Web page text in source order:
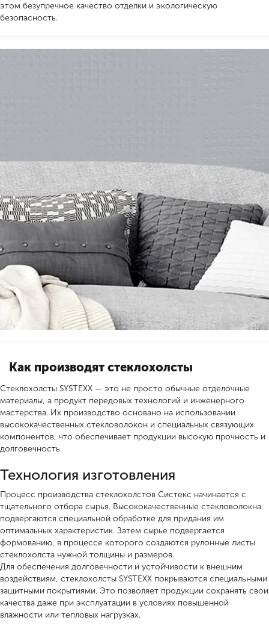
этом безупречное качество отделки и экологическую
безопасность.
Как производят стеклохолсты
Стеклохолсты SYSTEXX — это не просто обычные отделочные
материалы, а продукт передовых технологий и инженерного
мастерства. Их производство основано на использовании
высококачественных стекловолокон и специальных связующих
компонентов, что обеспечивает продукции высокую прочность и
долговечность.
Технология изготовления
Процесс производства стеклохолстов Систекс начинается с
тщательного отбора сырья. Высококачественные стекловолокна
подвергаются специальной обработке для придания им
оптимальных характеристик. Затем сырье подвергается
формованию, в процессе которого создаются рулонные листы
стеклохолста нужной толщины и размеров.
Для обеспечения долговечности и устойчивости к внешним
воздействиям, стеклохолсты SYSTEXX покрываются специальными
защитными покрытиями. Это позволяет продукции сохранять свои
качества даже при эксплуатации в условиях повышенной
влажности или тепловых нагрузках.